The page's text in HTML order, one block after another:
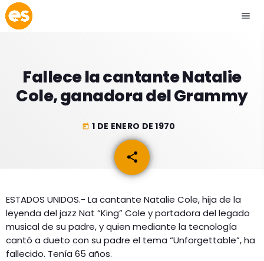
menu
play_arrow EMISIÓN LA PAZ
ESLATINO NEWS
ACTUALIDAD
ESPECTÁCULOS
LOS + TOP
PROGRAMACIÓN
Fallece la cantante Natalie
Cole, ganadora del Grammy
today 1 DE ENERO DE 1970
share
email
ESTADOS UNIDOS.- La cantante Natalie Cole, hija de la
leyenda del jazz Nat “King” Cole y portadora del legado
musical de su padre, y quien mediante la tecnología
cantó a dueto con su padre el tema “Unforgettable”, ha
fallecido. Tenía 65 años.